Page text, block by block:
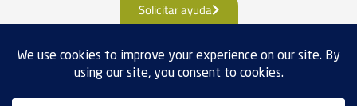
Solicitar ayuda
CUMPLIMIENTO DE EXPORTACIÓN
POLÍTICAS DE PRIVACIDADTÉRMINOS Y CONDICIONES
VENTASMAPA DE SITIO